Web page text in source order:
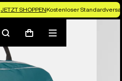
JETZT SHOPPENKostenloser
SuchenWarenkorb
Menü